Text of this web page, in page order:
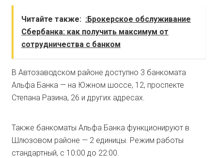
Читайте также: :Брокерское обслуживание
Сбербанка: как получить максимум от
сотрудничества с банком
В Автозаводском районе доступно 3 банкомата
Альфа Банка — на Южном шоссе, 12, проспекте
Степана Разина, 26 и других адресах.
Также банкоматы Альфа Банка функционируют в
Шлюзовом районе — 2 единицы. Режим работы
стандартный, с 10:00 до 22:00.